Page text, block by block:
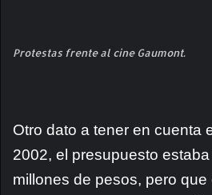
Protestas frente al cine Gaumont.
Otro dato a tener en cuenta
2002, el presupuesto
millones de pesos, pero que